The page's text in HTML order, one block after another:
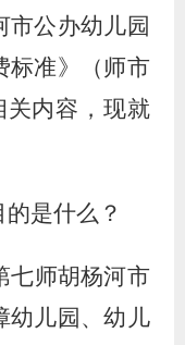
市公办幼儿园
标准》（师市
关内容，现就
是什么？
七师胡杨河市
幼儿园、幼儿